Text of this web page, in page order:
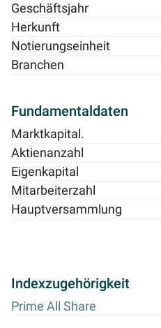
Geschäftsjahr
Herkunft
Notierungseinheit
Branchen
Fundamentaldaten
Marktkapital.
Aktienanzahl
Eigenkapital
Mitarbeiterzahl
Hauptversammlung
Indexzugehörigkeit
Prime All Share